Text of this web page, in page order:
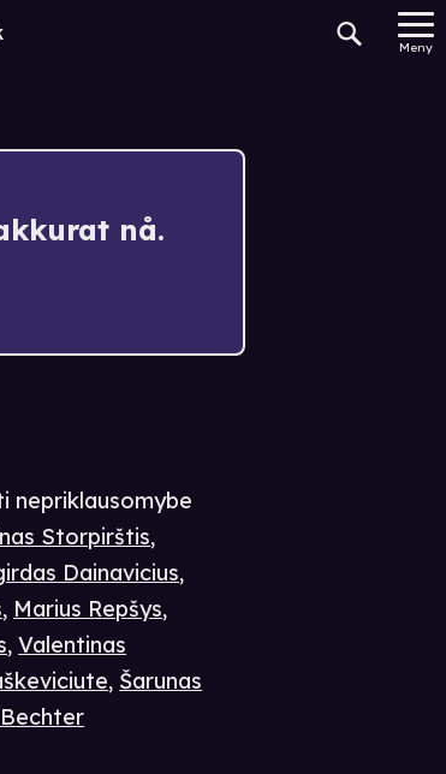
Meny
nå.
nepriklausomybe
Storpirštis,
Dainavicius,
, Marius Repšys,
,Valentinas
, Šarunas